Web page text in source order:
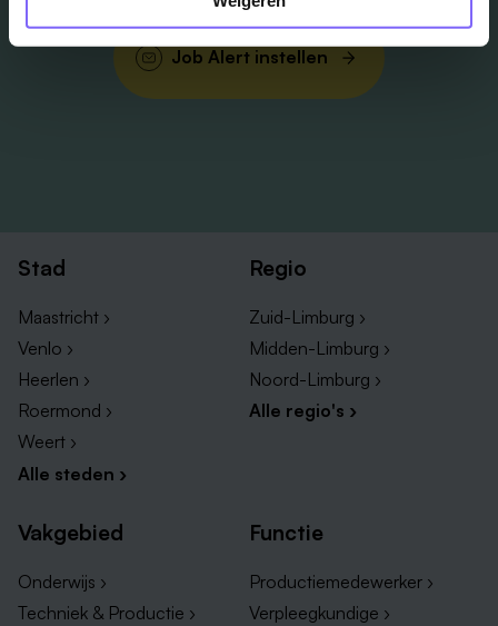
Job Alert instellen
Stad
Maastricht ›
Venlo ›
Heerlen ›
Roermond ›
Weert ›
Alle steden ›
Regio
Zuid-Limburg ›
Midden-Limburg ›
Noord-Limburg ›
Alle regio's ›
Vakgebied
Onderwijs ›
Techniek & Productie ›
Functie
Productiemedewerker ›
Verpleegkundige ›